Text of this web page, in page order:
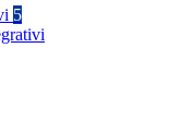
5